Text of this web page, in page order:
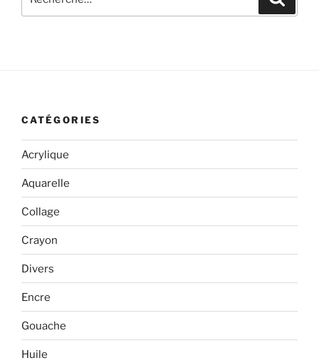
pour
CATÉGORIES
Acrylique
Aquarelle
Collage
Crayon
Divers
Encre
Gouache
Huile